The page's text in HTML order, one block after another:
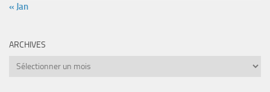
« Jan
ARCHIVES
Archives